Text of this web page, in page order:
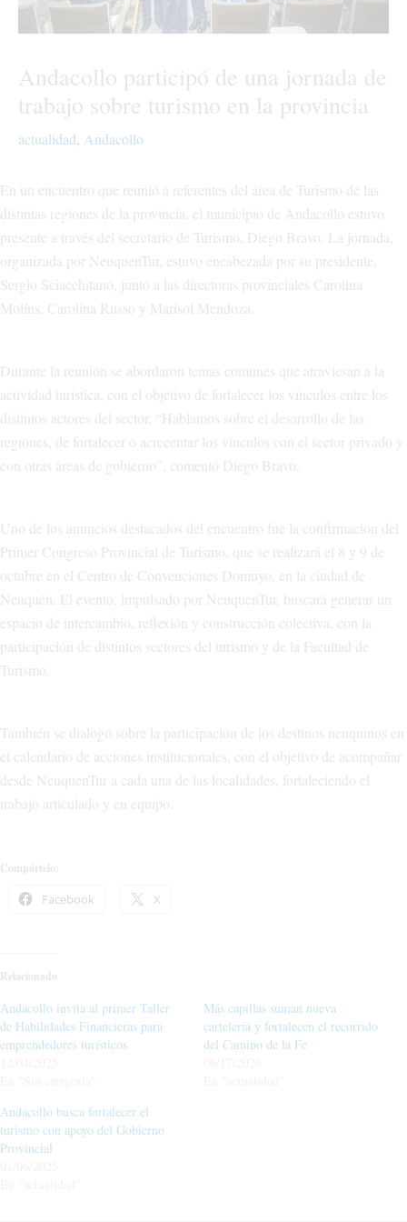
Andacollo participó de una jornada de
trabajo sobre turismo en la provincia
actualidad, Andacollo
En un encuentro que reunió a referentes del área de Turismo de las
distintas regiones de la provincia, el municipio de Andacollo estuvo
presente a través del secretario de Turismo, Diego Bravo. La jornada,
organizada por NeuquenTur, estuvo encabezada por su presidente,
Sergio Sciacchitano, junto a las directoras provinciales Carolina
Molíns, Carolina Russo y Marisol Mendoza.
Durante la reunión se abordaron temas comunes que atraviesan a la
actividad turística, con el objetivo de fortalecer los vínculos entre los
distintos actores del sector. “Hablamos sobre el desarrollo de las
regiones, de fortalecer o acrecentar los vínculos con el sector privado y
con otras áreas de gobierno”, comentó Diego Bravo.
Uno de los anuncios destacados del encuentro fue la confirmación del
Primer Congreso Provincial de Turismo, que se realizará el 8 y 9 de
octubre en el Centro de Convenciones Domuyo, en la ciudad de
Neuquén. El evento, impulsado por NeuquenTur, buscará generar un
espacio de intercambio, reflexión y construcción colectiva, con la
participación de distintos sectores del turismo y de la Facultad de
Turismo.
También se dialogó sobre la participación de los destinos neuquinos en
el calendario de acciones institucionales, con el objetivo de acompañar
desde NeuquenTur a cada una de las localidades, fortaleciendo el
trabajo articulado y en equipo.
Compártelo:
Facebook X
Relacionado
Andacollo invita al primer Taller
de Habilidades Financieras para
emprendedores turísticos
Más capillas suman nueva
cartelería y fortalecen el recorrido
del Camino de la Fe
Andacollo busca fortalecer el
turismo con apoyo del Gobierno
Provincial